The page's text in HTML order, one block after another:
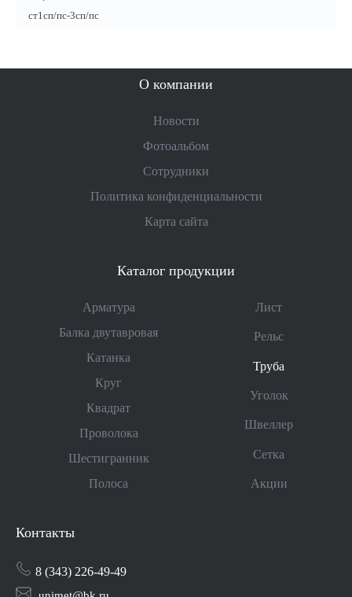
ст1сп/пс-3сп/пс
О компании
Новости
Фотоальбом
Сотрудники
Политика конфиденциальности
Карта сайта
Каталог продукции
Арматура
Балка двутавровая
Катанка
Круг
Квадрат
Проволока
Шестигранник
Полоса
Лист
Рельс
Труба
Уголок
Швеллер
Сетка
Акции
Контакты
8 (343) 226-49-49